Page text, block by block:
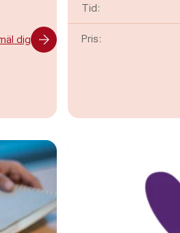
dig
Tid:
Pris: